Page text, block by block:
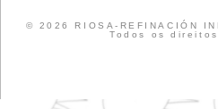
ANÁLISE